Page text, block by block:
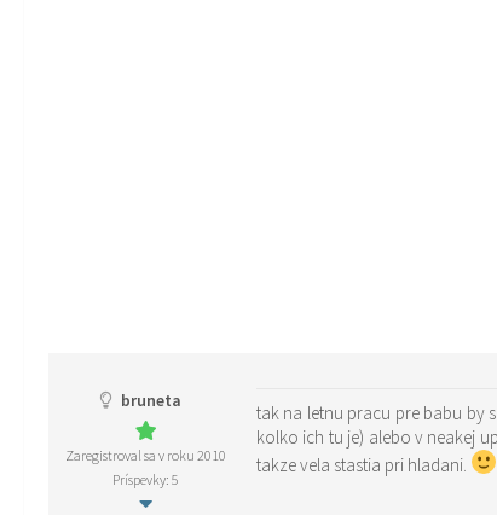
bruneta
Zaregistroval sa v roku 2010
Príspevky: 5
tak na letnu pracu pre babu by
kolko ich tu je) alebo v neakej upratovacej firme napr: (iss.is, bgt.is, raesting.is…atd. ) skor ako v
takze vela stastia pri hladani.